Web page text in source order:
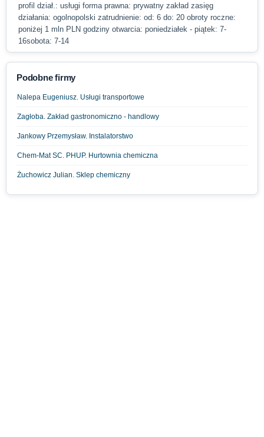
profil dział.: usługi forma prawna: prywatny zakład zasięg
działania: ogolnopolski zatrudnienie: od: 6 do: 20 obroty roczne:
poniżej 1 mln PLN godziny otwarcia: poniedziałek - piątek: 7-
16sobota: 7-14
Podobne firmy
Nalepa Eugeniusz. Usługi transportowe
Zagłoba. Zakład gastronomiczno - handlowy
Jankowy Przemysław. Instalatorstwo
Chem-Mat SC. PHUP. Hurtownia chemiczna
Żuchowicz Julian. Sklep chemiczny